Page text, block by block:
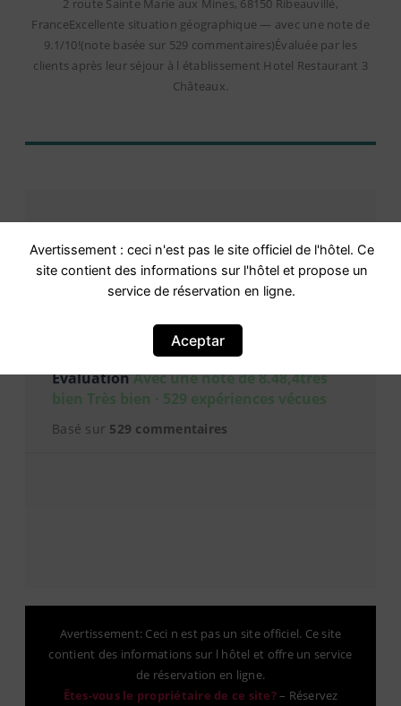
2 route Sainte Marie aux Mines, 68150 Ribeauvillé,
FranceExcellente situation géographique — avec une note de
9.1/10!(note basée sur 529 commentaires)Évaluée par les
clients après leur séjour à l établissement Hotel Restaurant 3
Châteaux.
Avis
ÉvaluationAvec une note de 8.48,4très
bien Très bien · 529 expériences vécues
Basé sur 529 commentaires
Avertissement: Ceci n est pas un site officiel. Ce site
contient des informations sur l hôtel et offre un service
de réservation en ligne.
Êtes-vous le propriétaire de ce site?– Réservez
Avertissement : ceci n'est pas le site officiel de l'hôtel. Ce
site contient des informations sur l'hôtel et propose un
service de réservation en ligne.
Aceptar